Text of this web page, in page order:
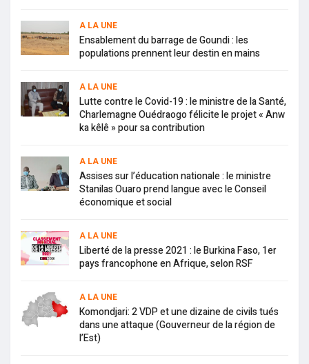
A LA UNE
Ensablement du barrage de Goundi : les
populations prennent leur destin en mains
A LA UNE
Lutte contre le Covid-19 : le ministre de la Santé,
Charlemagne Ouédraogo félicite le projet « Anw
ka kêlê » pour sa contribution
A LA UNE
Assises sur l’éducation nationale : le ministre
Stanilas Ouaro prend langue avec le Conseil
économique et social
A LA UNE
Liberté de la presse 2021 : le Burkina Faso, 1er
pays francophone en Afrique, selon RSF
A LA UNE
Komondjari: 2 VDP et une dizaine de civils tués
dans une attaque (Gouverneur de la région de
l’Est)